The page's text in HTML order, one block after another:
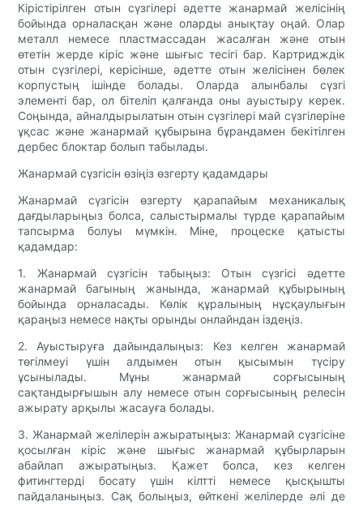
Кірістірілген отын сүзгілері әдетте жанармай желісінің
бойында орналасқан және оларды анықтау оңай. Олар
металл немесе пластмассадан жасалған және отын
өтетін жерде кіріс және шығыс тесігі бар. Картридждік
отын сүзгілері, керісінше, әдетте отын желісінен бөлек
корпустың ішінде болады. Оларда алынбалы сүзгі
элементі бар, ол бітеліп қалғанда оны ауыстыру керек.
Соңында, айналдырылатын отын сүзгілері май сүзгілеріне
ұқсас және жанармай құбырына бұрандамен бекітілген
дербес блоктар болып табылады.
Жанармай сүзгісін өзіңіз өзгерту қадамдары
Жанармай сүзгісін өзгерту қарапайым механикалық
дағдыларыңыз болса, салыстырмалы түрде қарапайым
тапсырма болуы мүмкін. Міне, процеске қатысты
қадамдар:
1. Жанармай сүзгісін табыңыз: Отын сүзгісі әдетте
жанармай багының жанында, жанармай құбырының
бойында орналасады. Көлік құралының нұсқаулығын
қараңыз немесе нақты орынды онлайндан іздеңіз.
2. Ауыстыруға дайындалыңыз: Кез келген жанармай
төгілмеуі үшін алдымен отын қысымын түсіру
ұсынылады. Мұны жанармай сорғысының
сақтандырғышын алу немесе отын сорғысының релесін
ажырату арқылы жасауға болады.
3. Жанармай желілерін ажыратыңыз: Жанармай сүзгісіне
қосылған кіріс және шығыс жанармай құбырларын
абайлап ажыратыңыз. Қажет болса, кез келген
фитингтерді босату үшін кілтті немесе қысқышты
пайдаланыңыз. Сақ болыңыз, өйткені желілерде әлі де